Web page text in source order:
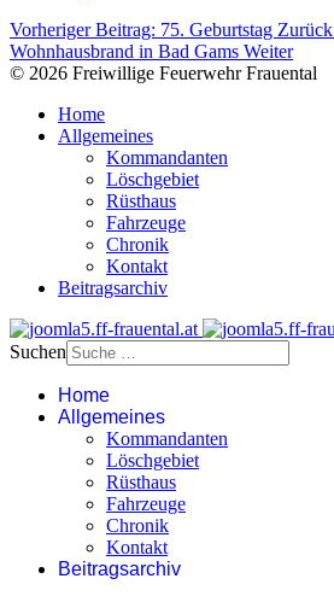
Vorheriger Beitrag: 75. Geburtstag Zurück
Wohnhausbrand in Bad Gams Weiter
© 2026 Freiwillige Feuerwehr Frauental
Home
Allgemeines
Kommandanten
Löschgebiet
Rüsthaus
Fahrzeuge
Chronik
Kontakt
Beitragsarchiv
Suchen
Home
Allgemeines
Kommandanten
Löschgebiet
Rüsthaus
Fahrzeuge
Chronik
Kontakt
Beitragsarchiv